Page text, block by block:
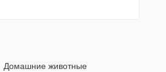
Домашние животные